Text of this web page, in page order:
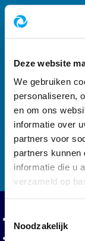
Deze website
We gebruiken
personaliseren,
en om ons
informatie over
partners voor
partners kunnen
informatie die u
verzameld op
Noodzakelijk
Footer
Logo AWD,
Privacy